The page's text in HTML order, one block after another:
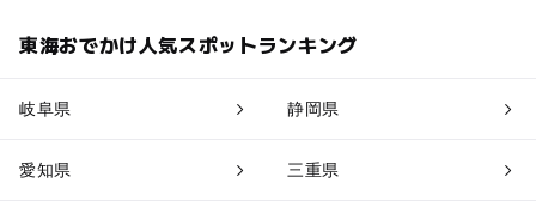
東海おでかけ人気スポットランキング
岐阜県 静岡県
愛知県 三重県